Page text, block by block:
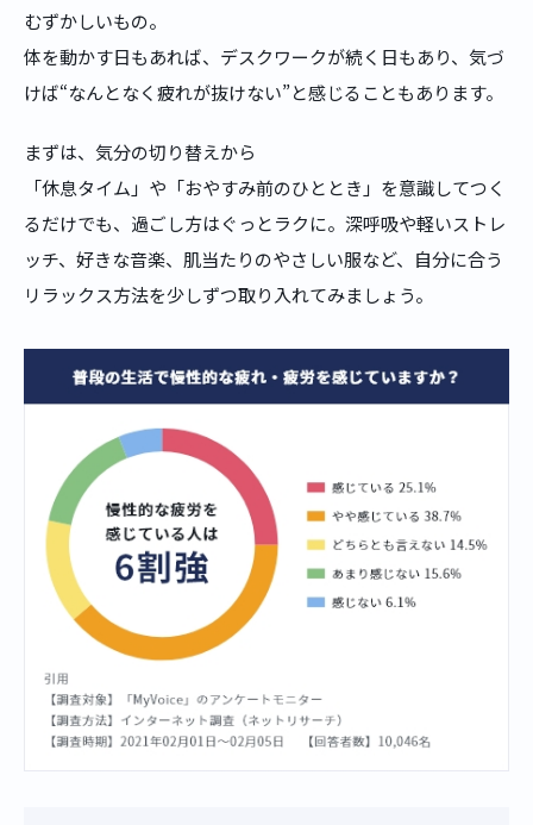
むずかしいもの。
体を動かす日もあれば、デスクワークが続く日もあり、気づ
けば“なんとなく疲れが抜けない”と感じることもあります。
まずは、気分の切り替えから
「休息タイム」や「おやすみ前のひととき」を意識してつく
るだけでも、過ごし方はぐっとラクに。深呼吸や軽いストレ
ッチ、好きな音楽、肌当たりのやさしい服など、自分に合う
リラックス方法を少しずつ取り入れてみましょう。